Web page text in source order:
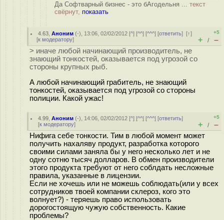
Да Софтварный бизнес - это бАгодельня ... текст
свёрнут, показать
4.63 ,Аноним (-), 13:06, 02/02/2012 [^] [^^] [^^^] [ответить][↑]
[к модератору]
+5
+ / –
> иначе любой начинающий производитель, не
знающий тонкостей, оказывается под угрозой со
стороны крупных рыб.
А любой начинающий грабитель, не знающий
тонкостей, оказывается под угрозой со стороны
полиции. Какой ужас!
4.99 ,Аноним (-), 14:06, 02/02/2012 [^] [^^] [^^^] [ответить]
[к модератору]
+5
+ / –
Нифига себе тонкости. Тим в любой момент может
получить нахаляву продукт, разработка которого
своими силами заняла бы у него несколько лет и не
одну сотню тысяч долларов. В обмен производители
этого продукта требуют от него соблдать несложные
правила, указанные в лицензии.
Если не хочешь или не можешь соблюдать(или у всех
сотрудников твоей компании склероз, кого это
волнует?) - теряешь право использовать
дорогостоящую чужую собственность. Какие
проблемы?